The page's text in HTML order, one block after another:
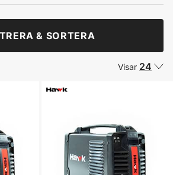
& SORTERA
Visar 24